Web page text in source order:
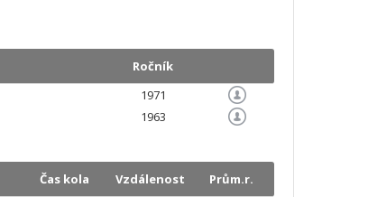
Ročník
1971
1963
Čas kola Vzdálenost
Prům.r.